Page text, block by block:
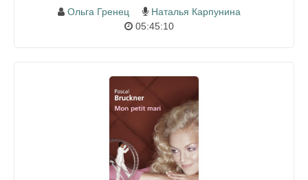
Ольга Гренец
Наталья Карпунина
05:45:10